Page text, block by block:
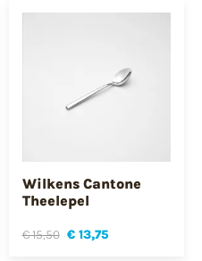
Wilkens Cantone
Theelepel
€ 15,50 € 13,75